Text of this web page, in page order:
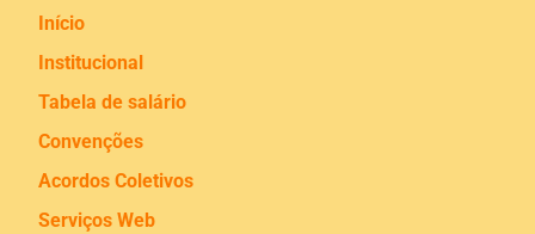
Início
Institucional
Tabela de salário
Convenções
Acordos Coletivos
Serviços Web